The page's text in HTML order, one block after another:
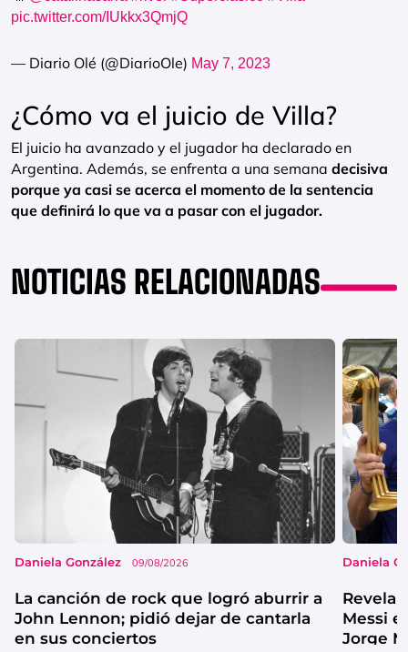
pic.twitter.com/IUkkx3QmjQ
— Diario Olé (@DiarioOle) May 7, 2023
¿Cómo va el juicio de Villa?
El juicio ha avanzado y el jugador ha declarado en
Argentina. Además, se enfrenta a una semana decisiva
porque ya casi se acerca el momento de la sentencia
que definirá lo que va a pasar con el jugador.
NOTICIAS RELACIONADAS
Daniela González 09/08/2026
La canción de rock que logró aburrir a
John Lennon; pidió dejar de cantarla
en sus conciertos
Daniela
Messi
Jorge